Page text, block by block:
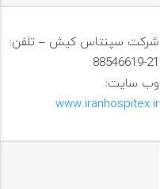
شرکت سپنتاس کیش – تلفن:
21-88546619
وب سایت:
www.iranhospitex.ir